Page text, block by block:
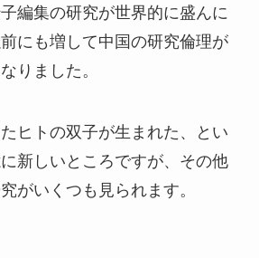
編集の研究が世界的に盛んに
にも増して中国の研究倫理が
りました。
ヒトの双子が生まれた、とい
新しいところですが、その他
がいくつも見られます。